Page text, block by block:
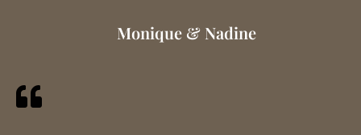
Monique & Nadine